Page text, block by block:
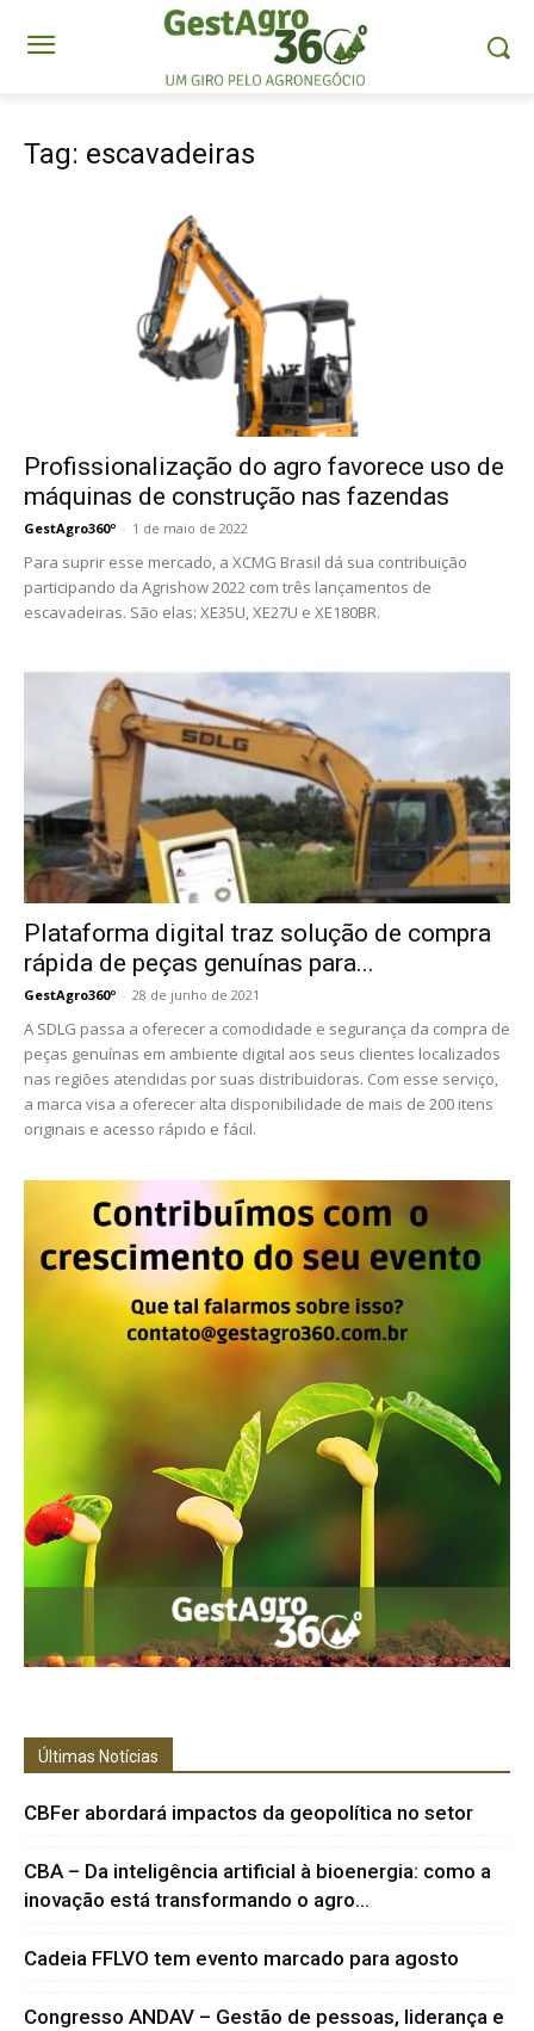
Tag: escavadeiras
Profissionalização do agro favorece uso de
máquinas de construção nas fazendas
GestAgro360º - 1 de maio de 2022
Para suprir esse mercado, a XCMG Brasil dá sua contribuição
participando da Agrishow 2022 com três lançamentos de
escavadeiras. São elas: XE35U, XE27U e XE180BR.
Plataforma digital traz solução de compra
rápida de peças genuínas para...
GestAgro360º - 28 de junho de 2021
A SDLG passa a oferecer a comodidade e segurança da compra de
peças genuínas em ambiente digital aos seus clientes localizados
nas regiões atendidas por suas distribuidoras. Com esse serviço,
a marca visa a oferecer alta disponibilidade de mais de 200 itens
originais e acesso rápido e fácil.
Últimas Notícias
CBFer abordará impactos da geopolítica no setor
CBA – Da inteligência artificial à bioenergia: como a
inovação está transformando o agro...
Cadeia FFLVO tem evento marcado para agosto
Congresso ANDAV – Gestão de pessoas, liderança e